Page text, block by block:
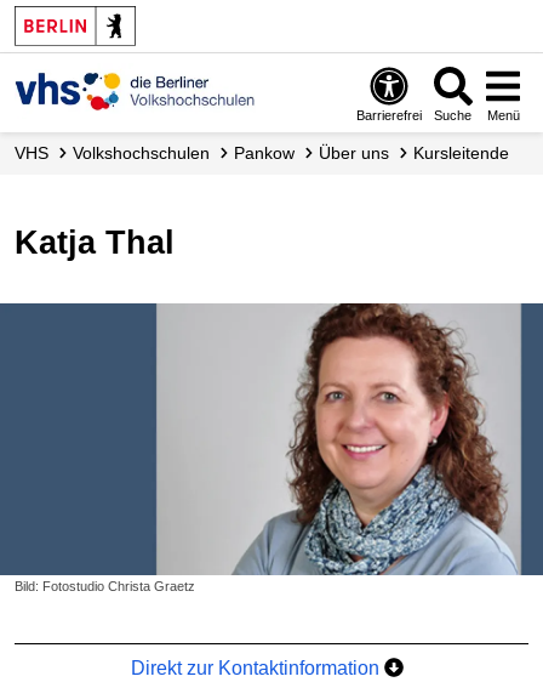
Barrierefrei Suche Menü
VHS Volks­hochschulen Pankow Über uns Kursleitende
Katja Thal
Bild: Fotostudio Christa Graetz
Direkt zur Kontaktinformation